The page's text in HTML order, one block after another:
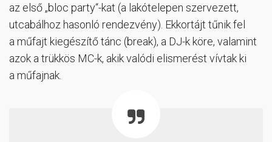
az első „bloc party“-kat (a lakótelepen szervezett,
utcabálhoz hasonló rendezvény). Ekkortájt tűnik fel
a műfajt kiegészítő tánc (break), a DJ-k köre, valamint
azok a trükkös MC-k, akik valódi elismerést vívtak ki
a műfajnak.